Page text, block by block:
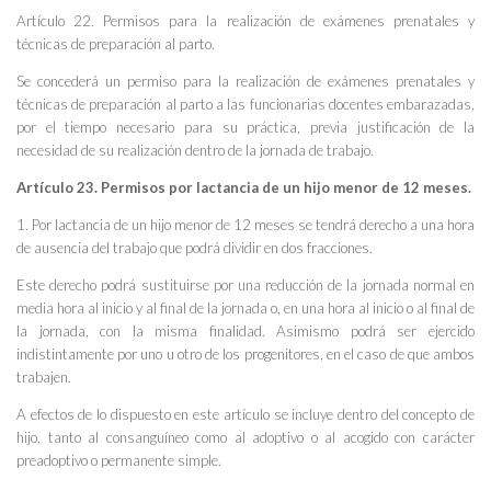
Artículo 22. Permisos para la realización de exámenes prenatales y
técnicas de preparación al parto.
Se concederá un permiso para la realización de exámenes prenatales y
técnicas de preparación al parto a las funcionarias docentes embarazadas,
por el tiempo necesario para su práctica, previa justificación de la
necesidad de su realización dentro de la jornada de trabajo.
Artículo 23. Permisos por lactancia de un hijo menor de 12 meses.
1. Por lactancia de un hijo menor de 12 meses se tendrá derecho a una hora
de ausencia del trabajo que podrá dividir en dos fracciones.
Este derecho podrá sustituirse por una reducción de la jornada normal en
media hora al inicio y al final de la jornada o, en una hora al inicio o al final de
la jornada, con la misma finalidad. Asimismo podrá ser ejercido
indistintamente por uno u otro de los progenitores, en el caso de que ambos
trabajen.
A efectos de lo dispuesto en este artículo se incluye dentro del concepto de
hijo, tanto al consanguíneo como al adoptivo o al acogido con carácter
preadoptivo o permanente simple.